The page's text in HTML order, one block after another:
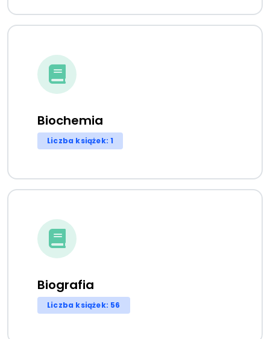
Biochemia
Liczba książek: 1
Biografia
Liczba książek: 56